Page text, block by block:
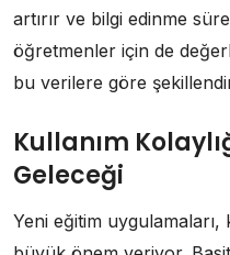
artırır ve bilgi edinme
öğretmenler için de
bu verilere göre
Kullanım
Geleceği
Yeni eğitim uygulamaları,